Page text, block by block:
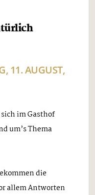
11. AUGUST,
im Gasthof
um’s Thema
die
allem Antworten